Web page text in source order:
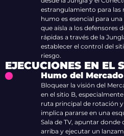
estrangulamiento para las
humo es esencial para
que aísla a los defensores
rápidas a través de la
establecer el control del
riesgo.
EJECUCIONES EN EL
Humo del
Bloquear la visión del
en el sitio B,
ruta principal de rotación
implica pararse en una
Sala de TV, apuntar
arriba y ejecutar un